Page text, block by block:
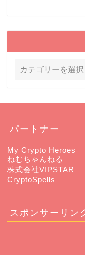
パートナー
My Crypto Heroes
ねむちゃんねる
株式会社VIPSTAR
CryptoSpells
スポンサーリン